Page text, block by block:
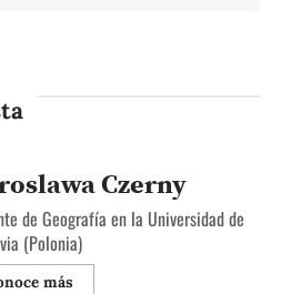
Czerny
de Geografía en la Universidad de
(Polonia)
más